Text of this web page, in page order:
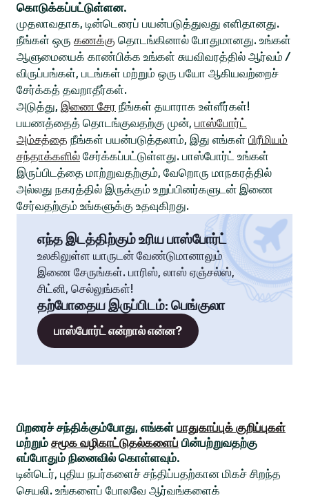
கொடுக்கப்பட்டுள்ளன.
முதலாவதாக, டின்டெரைப் பயன்படுத்துவது எளிதானது.
நீங்கள் ஒரு கணக்கு தொடங்கினால் போதுமானது. உங்கள்
ஆளுமையைக் காண்பிக்க உங்கள் சுயவிவரத்தில் ஆர்வம் /
விருப்பங்கள், படங்கள் மற்றும் ஒரு பயோ ஆகியவற்றைச்
சேர்க்கத் தவறாதீர்கள்.
அடுத்து, இணை சேர நீங்கள் தயாராக உள்ளீர்கள்!
பயணத்தைத் தொடங்குவதற்கு முன், பாஸ்போர்ட்
அம்சத்தை நீங்கள் பயன்படுத்தலாம், இது எங்கள் பிரீமியம்
சந்தாக்களில் சேர்க்கப்பட்டுள்ளது. பாஸ்போர்ட் உங்கள்
இருப்பிடத்தை மாற்றுவதற்கும், வேறொரு மாநகரத்தில்
அல்லது நகரத்தில் இருக்கும் உறுப்பினர்களுடன் இணை
சேர்வதற்கும் உங்களுக்கு உதவுகிறது.
எந்த இடத்திற்கும் உரிய பாஸ்போர்ட்
உலகிலுள்ள யாருடன் வேண்டுமானாலும்
இணை சேருங்கள். பாரிஸ், லாஸ் ஏஞ்சல்ஸ்,
சிட்னி, செல்லுங்கள்!
தற்போதைய இருப்பிடம்: பெங்குலா
பாஸ்போர்ட் என்றால் என்ன?
பிறரைச் சந்திக்கும்போது, எங்கள் பாதுகாப்புக் குறிப்புகள்
மற்றும் சமூக வழிகாட்டுதல்களைப் பின்பற்றுவதற்கு
எப்போதும் நினைவில் கொள்ளவும்.
டின்டெர், புதிய நபர்களைச் சந்திப்பதற்கான மிகச் சிறந்த
செயலி. உங்களைப் போலவே ஆர்வங்களைக்